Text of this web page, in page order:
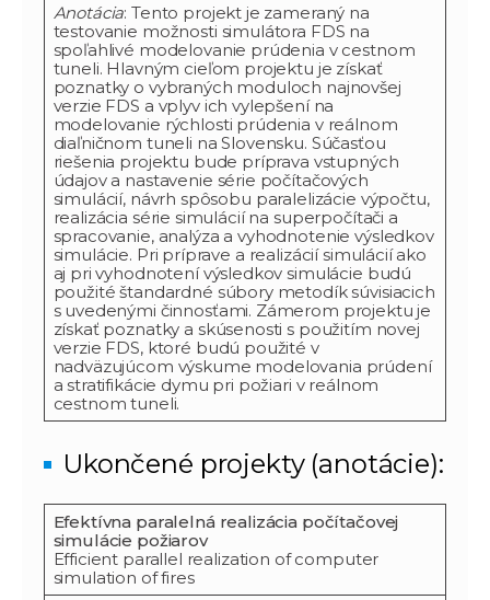
Anotácia: Tento projekt je zameraný na
testovanie možnosti simulátora FDS na
spoľahlivé modelovanie prúdenia v cestnom
tuneli. Hlavným cieľom projektu je získať
poznatky o vybraných moduloch najnovšej
verzie FDS a vplyv ich vylepšení na
modelovanie rýchlosti prúdenia v reálnom
diaľničnom tuneli na Slovensku. Súčasťou
riešenia projektu bude príprava vstupných
údajov a nastavenie série počítačových
simulácií, návrh spôsobu paralelizácie výpočtu,
realizácia série simulácií na superpočítači a
spracovanie, analýza a vyhodnotenie výsledkov
simulácie. Pri príprave a realizácií simulácií ako
aj pri vyhodnotení výsledkov simulácie budú
použité štandardné súbory metodík súvisiacich
s uvedenými činnosťami. Zámerom projektu je
získať poznatky a skúsenosti s použitím novej
verzie FDS, ktoré budú použité v
nadväzujúcom výskume modelovania prúdení
a stratifikácie dymu pri požiari v reálnom
cestnom tuneli.
Ukončené projekty (anotácie):
Efektívna paralelná realizácia počítačovej
simulácie požiarov
Efficient parallel realization of computer
simulation of fires